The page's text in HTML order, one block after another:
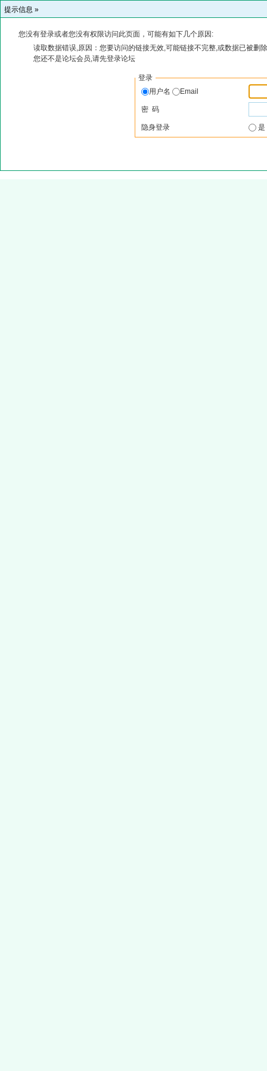
提示信息 »
您没有登录或者您没有权限访问此页面，可能有如下几个原因:
读取数据错误,原因：您要访问的链接无效,可能链接不完整,或数据已被删
您还不是论坛会员,请先登录论坛
登录
用户名
Email
密 码
隐身登录